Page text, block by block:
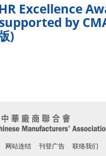
Excellence
by
)
网站连结 刊登广告 联络我们